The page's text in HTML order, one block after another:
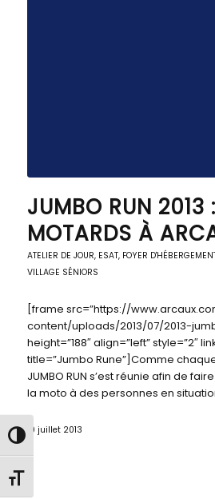
Passer en contraste élevé
Changer la taille de la police
JUMBO RUN 2013
MOTARDS À
ATELIER DE JOUR, ESAT, FOYER
VILLAGE SÉNIORS
[frame src=”https://
content/uploads/2013/07/2013-
height=”188″ align=”left” style=”2″
title=”Jumbo Rune”]Comme
JUMBO RUN s’est réunie afin de
la moto à des personnes en
10 juillet 2013